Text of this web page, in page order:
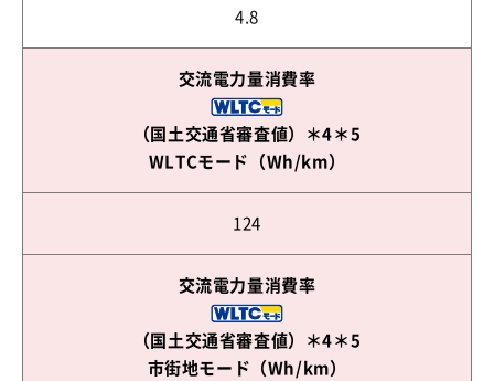
4.8
交流電力量消費率
（国土交通省審査値）
＊4＊5
WLTCモード（Wh/km）
124
交流電力量消費率
（国土交通省審査値）＊4＊5
市街地モード（Wh/km）